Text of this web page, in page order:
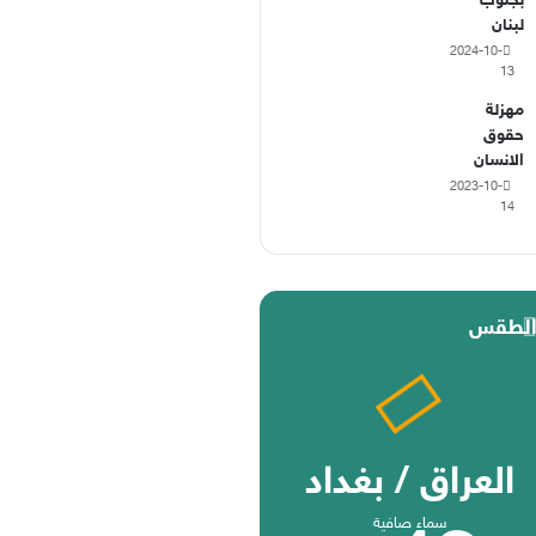
لبنان
2024-10-
13
مهزلة
حقوق
الانسان
2023-10-
14
الطقس
العراق / بغداد
سماء صافية